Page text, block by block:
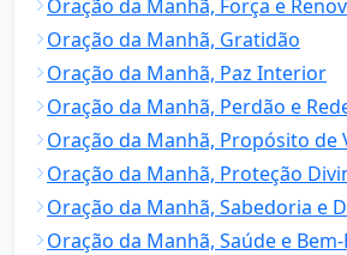
Oração da Manhã, Força e
Oração da Manhã, Gratidão
Oração da Manhã, Paz Interior
Oração da Manhã, Perdão e
Oração da Manhã, Propósito de
Oração da Manhã, Proteção
Oração da Manhã, Sabedoria e
Oração da Manhã, Saúde e